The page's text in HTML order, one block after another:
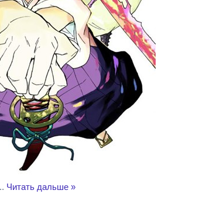
Читать дальше »